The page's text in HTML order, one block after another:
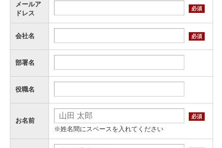
メールア
ドレス
必須
会社名 必須
部署名
役職名
お名前
必須
※姓名間にスペースを入れてください